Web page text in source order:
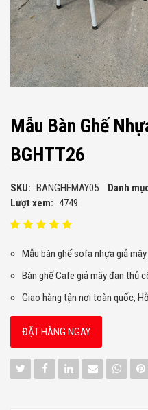
Mẫu Bàn Ghế
BGHTT26
SKU: BANGHEMAY05 Danh
Lượt xem: 4749
Mẫu bàn ghế sofa nhựa giả mây
Bàn ghế Cafe giả mây đan thủ
Giao hàng tận nơi toàn quốc,
ĐẶT HÀNG NGAY